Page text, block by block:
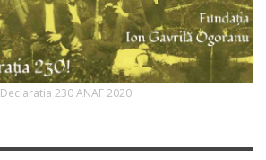
Declaratia 230 ANAF 2020